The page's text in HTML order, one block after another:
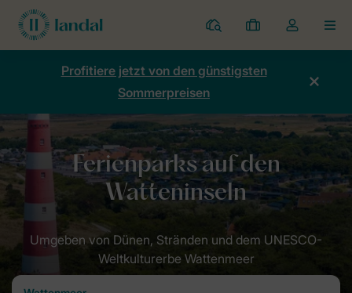
Ferienparks
Meine
Buchungen
Dropdown-
Menü
Kontos
Profitiere jetzt von den günstigsten
Sommerpreisen
Home Destinationen: Dein Urlaubsziel mit Landal